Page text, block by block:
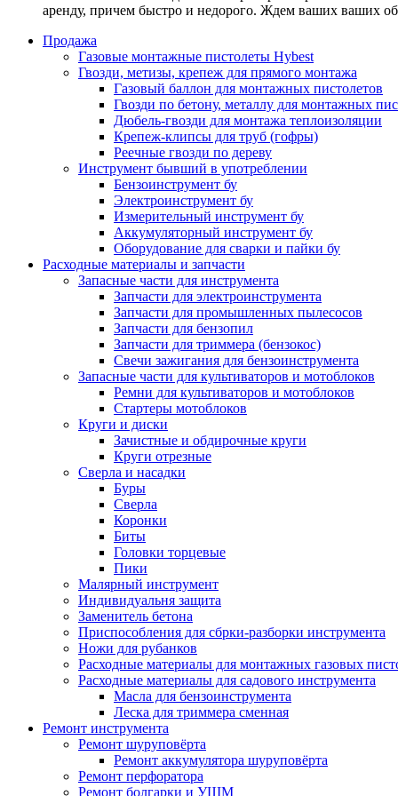
аренду, причем быстро и недорого. Ждем ваших ваших
Продажа
Газовые монтажные пистолеты Hybest
Гвозди, метизы, крепеж для прямого монтажа
Газовый баллон для монтажных пистолетов
Гвозди по бетону, металлу для монтажных
Дюбель-гвозди для монтажа теплоизоляции
Крепеж-клипсы для труб (гофры)
Реечные гвозди по дереву
Инструмент бывший в употреблении
Бензоинструмент бу
Электроинструмент бу
Измерительный инструмент бу
Аккумуляторный инструмент бу
Оборудование для сварки и пайки бу
Расходные материалы и запчасти
Запасные части для инструмента
Запчасти для электроинструмента
Запчасти для промышленных пылесосов
Запчасти для бензопил
Запчасти для триммера (бензокос)
Свечи зажигания для бензоинструмента
Запасные части для культиваторов и мотоблоков
Ремни для культиваторов и мотоблоков
Стартеры мотоблоков
Круги и диски
Зачистные и обдирочные круги
Круги отрезные
Сверла и насадки
Буры
Сверла
Коронки
Биты
Головки торцевые
Пики
Малярный инструмент
Индивидуальня защита
Заменитель бетона
Приспособления для сбрки-разборки инструмента
Ножи для рубанков
Расходные материалы для монтажных газовых
Расходные материалы для садового инструмента
Масла для бензоинструмента
Леска для триммера сменная
Ремонт инструмента
Ремонт шуруповёрта
Ремонт аккумулятора шуруповёрта
Ремонт перфоратора
Ремонт болгарки и УШМ